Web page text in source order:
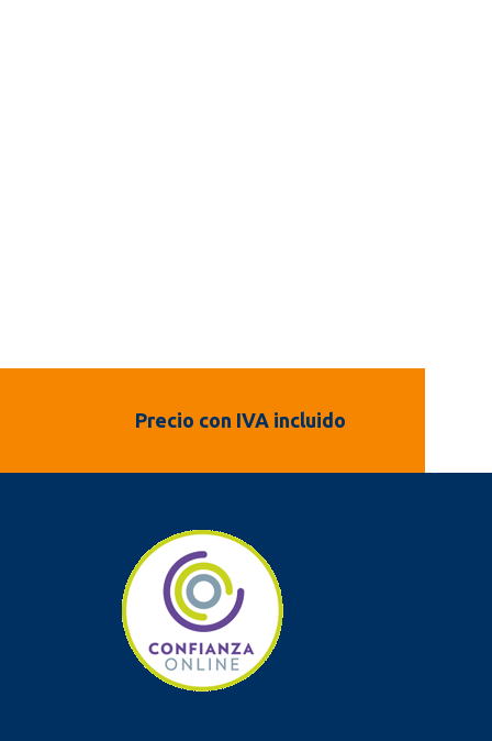
Precio con IVA incluido